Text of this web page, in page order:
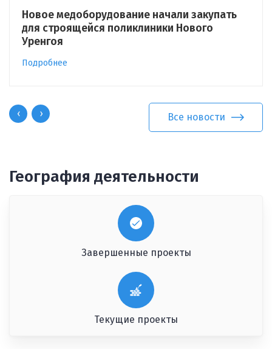
Новое медоборудование начали закупать
для строящейся поликлиники Нового
Уренгоя
Подробнее
‹ › Все новости
География деятельности
Завершенные проекты
Текущие проекты